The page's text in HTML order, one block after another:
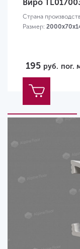
Виро
Страна
Размер:
195 руб. пог.